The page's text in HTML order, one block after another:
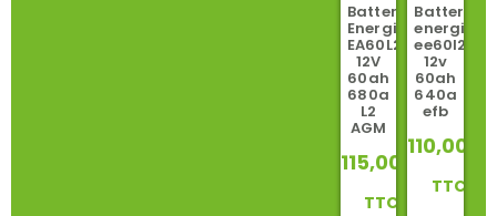
Batterie
Energizer
EA60L2
12V
60ah
680a
L2
AGM
115,00
TTC
Batterie
energizer
ee60l2
12v
60ah
640a
efb
110,00
TTC